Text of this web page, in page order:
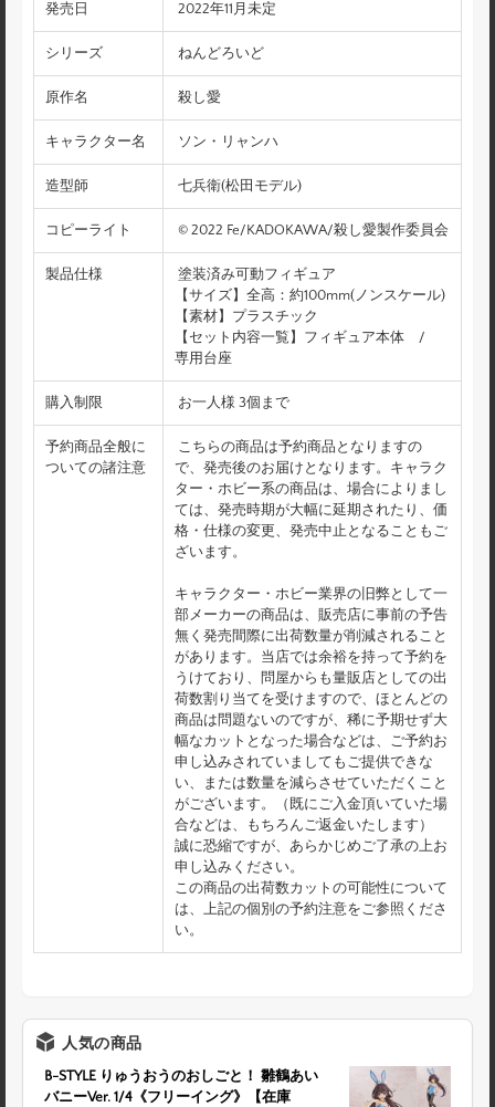
発売日 2022年11月未定
シリーズ ねんどろいど
原作名 殺し愛
キャラクター名 ソン・リャンハ
造型師 七兵衛(松田モデル)
コピーライト © 2022 Fe/KADOKAWA/殺し愛製作委員会
製品仕様
塗装済み可動フィギュア
【サイズ】全高：約100mm(ノンスケール)
【素材】プラスチック
【セット内容一覧】フィギュア本体 /
専用台座
購入制限 お一人様 3個まで
予約商品全般に
ついての諸注意
こちらの商品は予約商品となりますの
で、発売後のお届けとなります。キャラク
ター・ホビー系の商品は、場合によりまし
ては、発売時期が大幅に延期されたり、価
格・仕様の変更、発売中止となることもご
ざいます。
キャラクター・ホビー業界の旧弊として一
部メーカーの商品は、販売店に事前の予告
無く発売間際に出荷数量が削減されること
があります。当店では余裕を持って予約を
うけており、問屋からも量販店としての出
荷数割り当てを受けますので、ほとんどの
商品は問題ないのですが、稀に予期せず大
幅なカットとなった場合などは、ご予約お
申し込みされていましてもご提供できな
い、または数量を減らさせていただくこと
がございます。（既にご入金頂いていた場
合などは、もちろんご返金いたします）
誠に恐縮ですが、あらかじめご了承の上お
申し込みください。
この商品の出荷数カットの可能性について
は、上記の個別の予約注意をご参照くださ
い。
人気の商品
B-STYLE りゅうおうのおしごと！ 雛鶴あい
バニーVer. 1/4《フリーイング》【在庫